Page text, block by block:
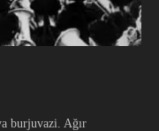
burjuvazi. Ağır